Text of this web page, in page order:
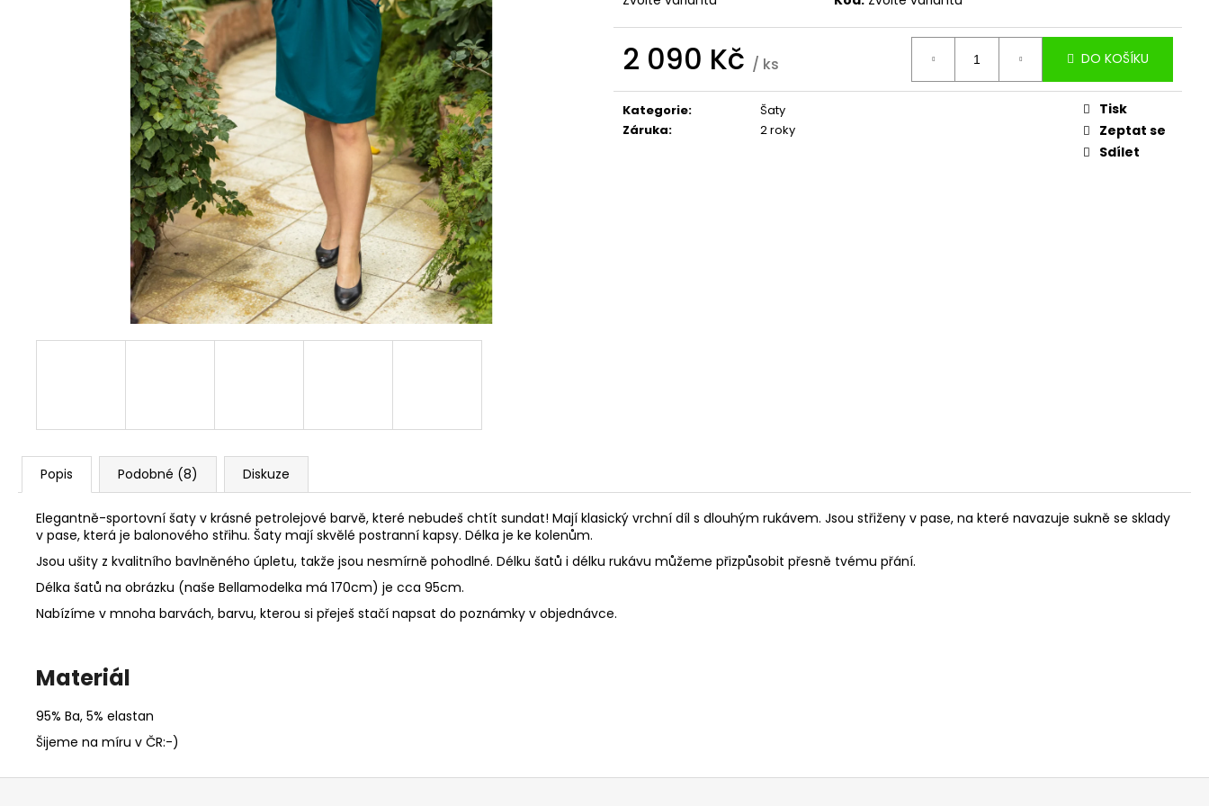
2 090 Kč / ks
cena:
DO KOŠÍKU
Kategorie:
Šaty
Záruka: 2 roky
Tisk
Zeptat se
Sdílet
Popis Podobné (8) Diskuze
Elegantně-sportovní šaty v krásné petrolejové barvě, které nebudeš chtít sundat! Mají klasický vrchní díl s dlouhým rukávem. Jsou střiženy v pase, na které navazuje sukně se sklady
v pase, která je balonového střihu. Šaty mají skvělé postranní kapsy. Délka je ke kolenům.
Jsou ušity z kvalitního bavlněného úpletu, takže jsou nesmírně pohodlné. Délku šatů i délku rukávu můžeme přizpůsobit přesně tvému přání.
Délka šatů na obrázku (naše Bellamodelka má 170cm) je cca 95cm.
Nabízíme v mnoha barvách, barvu, kterou si přeješ stačí napsat do poznámky v objednávce.
Materiál
95% Ba, 5% elastan
Šijeme na míru v ČR:-)
4 490 Kč
3 900 Kč
2 990 Kč
Z